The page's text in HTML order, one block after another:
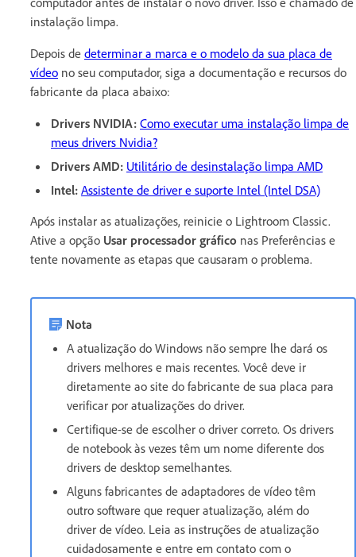
instalação limpa.
Depois de determinar a marca e o modelo da sua placa de
vídeo no seu computador, siga a documentação e recursos do
fabricante da placa abaixo:
Drivers NVIDIA: Como executar uma instalação limpa de
meus drivers Nvidia?
Drivers AMD: Utilitário de desinstalação limpa AMD
Intel: Assistente de driver e suporte Intel (Intel DSA)
Após instalar as atualizações, reinicie o Lightroom Classic.
Ative a opção Usar processador gráfico nas Preferências e
tente novamente as etapas que causaram o problema.
Nota
A atualização do Windows não sempre lhe dará os
drivers melhores e mais recentes. Você deve ir
diretamente ao site do fabricante de sua placa para
verificar por atualizações do driver.
Certifique-se de escolher o driver correto. Os drivers
de notebook às vezes têm um nome diferente dos
drivers de desktop semelhantes.
Alguns fabricantes de adaptadores de vídeo têm
outro software que requer atualização, além do
driver de vídeo. Leia as instruções de atualização
cuidadosamente e entre em contato com o